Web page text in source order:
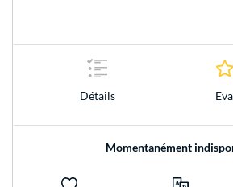
Détails
Momentanément